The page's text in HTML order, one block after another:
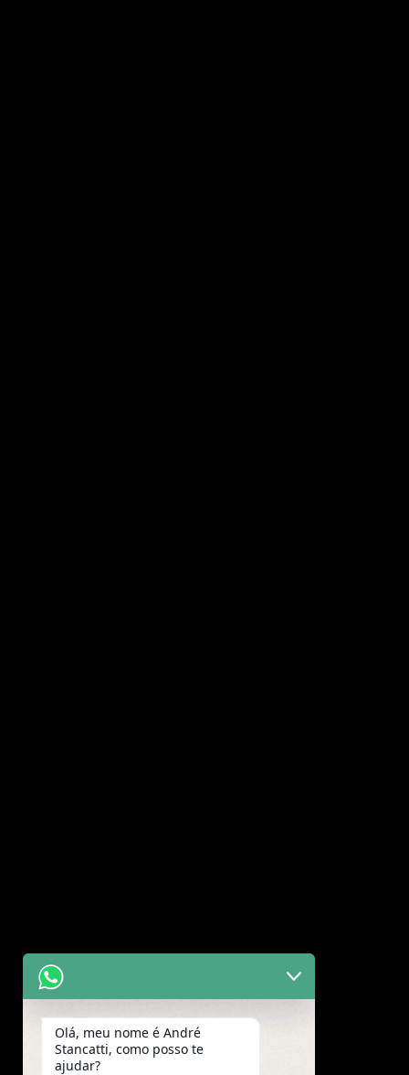
Olá, meu nome é André
Stancatti, como posso te
ajudar?